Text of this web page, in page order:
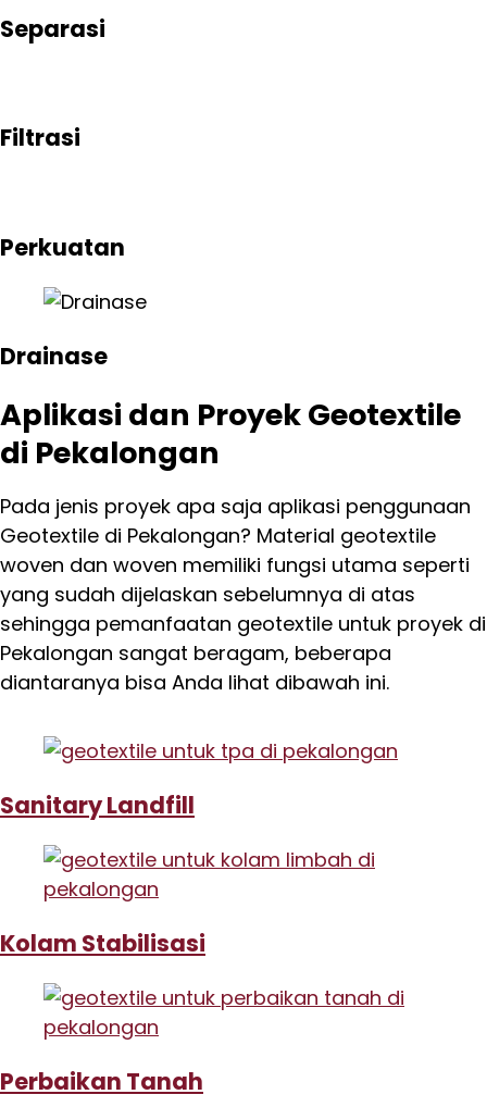
Separasi
Filtrasi
Perkuatan
Drainase
Aplikasi dan Proyek Geotextile
di Pekalongan
Pada jenis proyek apa saja aplikasi penggunaan
Geotextile di Pekalongan? Material geotextile
woven dan woven memiliki fungsi utama seperti
yang sudah dijelaskan sebelumnya di atas
sehingga pemanfaatan geotextile untuk proyek di
Pekalongan sangat beragam, beberapa
diantaranya bisa Anda lihat dibawah ini.
Sanitary Landfill
Kolam Stabilisasi
Perbaikan Tanah